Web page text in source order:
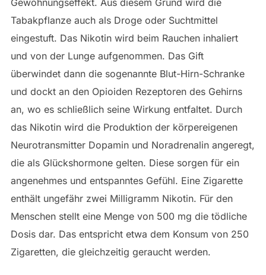
Gewöhnungseffekt. Aus diesem Grund wird die
Tabakpflanze auch als Droge oder Suchtmittel
eingestuft. Das Nikotin wird beim Rauchen inhaliert
und von der Lunge aufgenommen. Das Gift
überwindet dann die sogenannte Blut-Hirn-Schranke
und dockt an den Opioiden Rezeptoren des Gehirns
an, wo es schließlich seine Wirkung entfaltet. Durch
das Nikotin wird die Produktion der körpereigenen
Neurotransmitter Dopamin und Noradrenalin angeregt,
die als Glückshormone gelten. Diese sorgen für ein
angenehmes und entspanntes Gefühl. Eine Zigarette
enthält ungefähr zwei Milligramm Nikotin. Für den
Menschen stellt eine Menge von 500 mg die tödliche
Dosis dar. Das entspricht etwa dem Konsum von 250
Zigaretten, die gleichzeitig geraucht werden.